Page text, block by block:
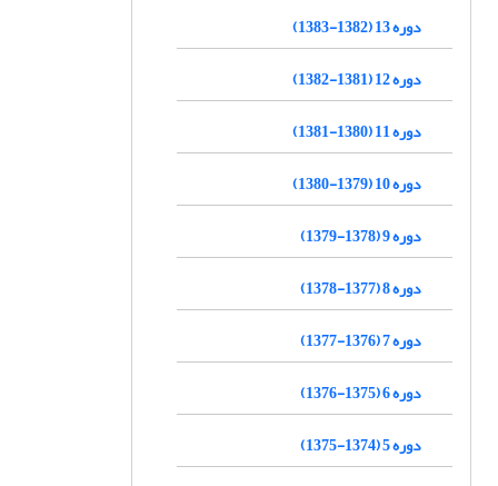
دوره 13 (1382-1383)
دوره 12 (1381-1382)
دوره 11 (1380-1381)
دوره 10 (1379-1380)
دوره 9 (1378-1379)
دوره 8 (1377-1378)
دوره 7 (1376-1377)
دوره 6 (1375-1376)
دوره 5 (1374-1375)